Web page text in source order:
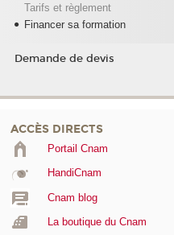
Tarifs et règlement
Financer sa formation
Demande de devis
ACCÈS DIRECTS
Portail Cnam
HandiCnam
Cnam blog
La boutique du Cnam